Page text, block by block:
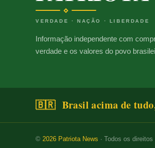
VERDADE · NAÇÃO · LIBERDADE
Informação independente com
verdade e os valores do povo
🇧🇷 Brasil acima de tudo,
© 2026 Patriota News · Todos os